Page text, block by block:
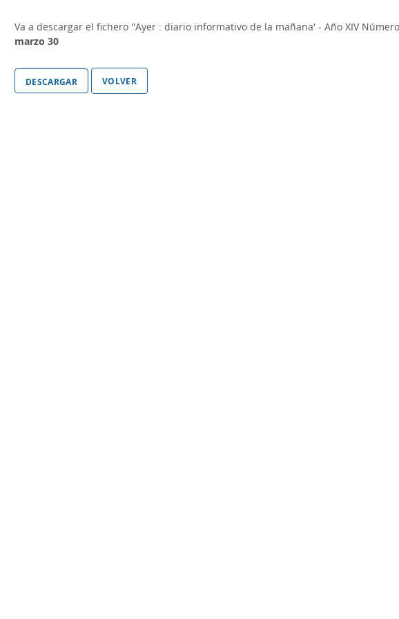
Va a descargar el fichero ''Ayer : diario informativo de la mañana' - Año XIV
marzo 30
volver